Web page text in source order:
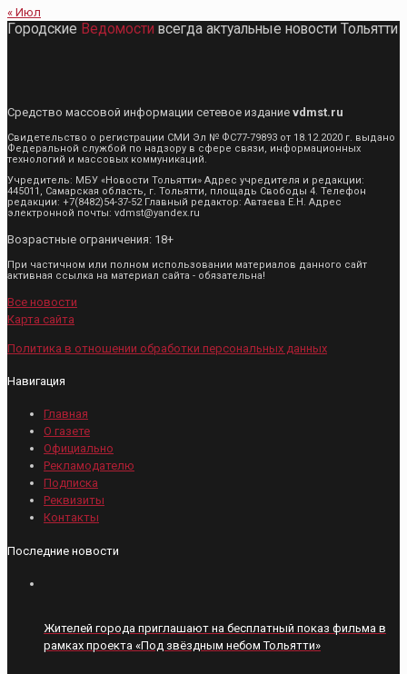
« Июл
Городские Ведомости всегда актуальные новости Тольятти
Средство массовой информации сетевое издание vdmst.ru
Свидетельство о регистрации СМИ Эл № ФС77-79893 от 18.12.2020 г. выдано
Федеральной службой по надзору в сфере связи, информационных
технологий и массовых коммуникаций.
Учредитель: МБУ «Новости Тольятти» Адрес учредителя и редакции:
445011, Самарская область, г. Тольятти, площадь Свободы 4. Телефон
редакции: +7(8482)54-37-52 Главный редактор: Автаева Е.Н. Адрес
электронной почты: vdmst@yandex.ru
Возрастные ограничения: 18+
При частичном или полном использовании материалов данного сайт
активная ссылка на материал сайта - обязательна!
Все новости
Карта сайта
Политика в отношении обработки персональных данных
Навигация
Главная
О газете
Официально
Рекламодателю
Подписка
Реквизиты
Контакты
Последние новости
Жителей города приглашают на бесплатный показ фильма в
рамках проекта «Под звёздным небом Тольятти»